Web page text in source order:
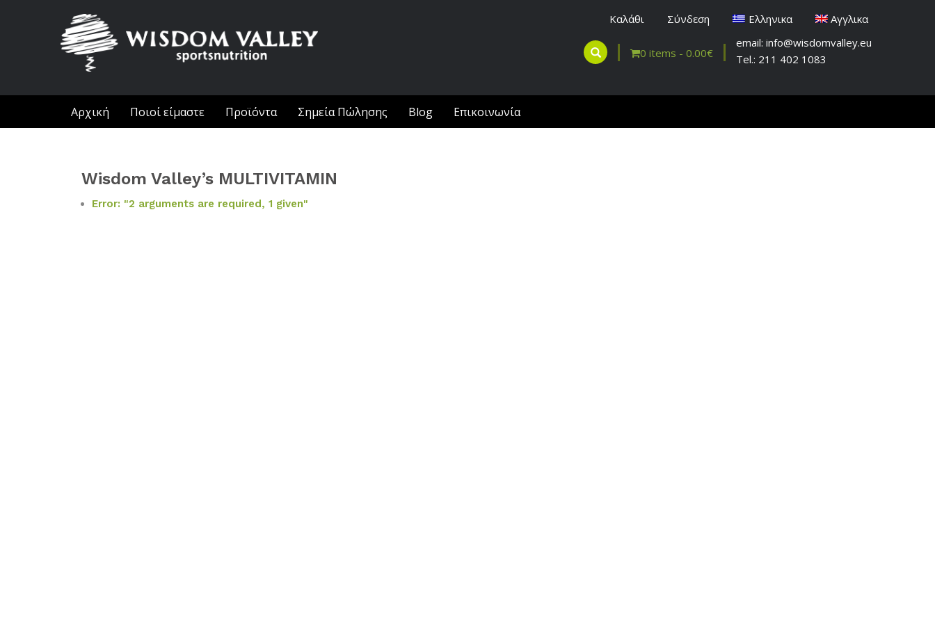
Καλάθι Σύνδεση Ελληνικα Αγγλικα
0 items - 0.00€
email: info@wisdomvalley.eu
Tel.: 211 402 1083
Αρχική Ποιοί είμαστε Προϊόντα Σημεία Πώλησης Blog Επικοινωνία
Wisdom Valley’s MULTIVITAMIN
Error: "2 arguments are required, 1 given"